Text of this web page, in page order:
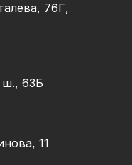
11
63Б
76Г,